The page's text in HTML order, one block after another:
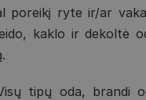
poreikį ryte ir/ar
kaklo ir dekoltė
tipų oda, brandi